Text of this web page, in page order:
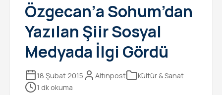
Özgecan’a Sohum’dan
Yazılan Şiir Sosyal
Medyada İlgi Gördü
18 Şubat 2015 Altınpost
Kültür & Sanat
1 dk okuma